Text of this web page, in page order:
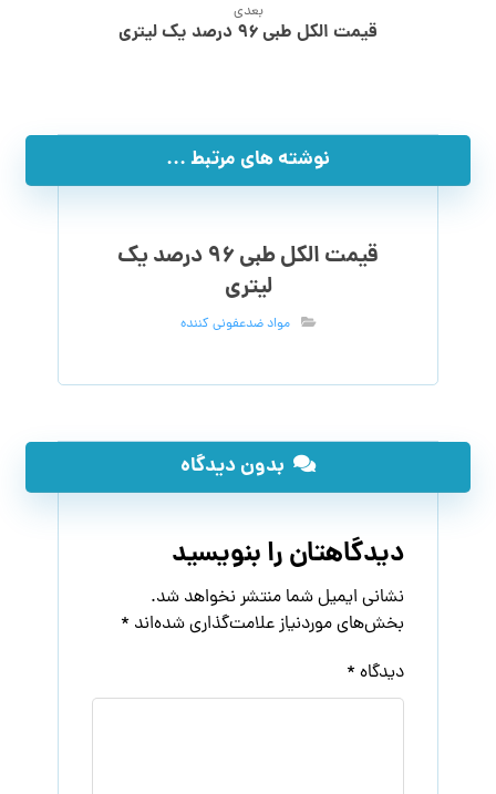
بعدی
قیمت الکل طبی ۹۶ درصد یک لیتری
نوشته های مرتبط ...
قیمت الکل طبی ۹۶ درصد یک
لیتری
مواد ضدعفونی کننده
بدون دیدگاه
دیدگاهتان را بنویسید
نشانی ایمیل شما منتشر نخواهد شد.
بخش‌های موردنیاز علامت‌گذاری شده‌اند *
دیدگاه *